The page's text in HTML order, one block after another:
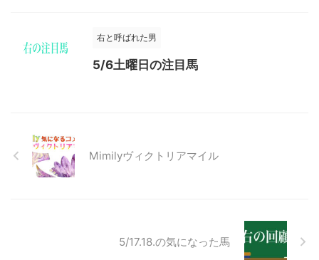
右と呼ばれた男
5/6土曜日の注目馬
Mimilyヴィクトリアマイル
5/17.18.の気になった馬